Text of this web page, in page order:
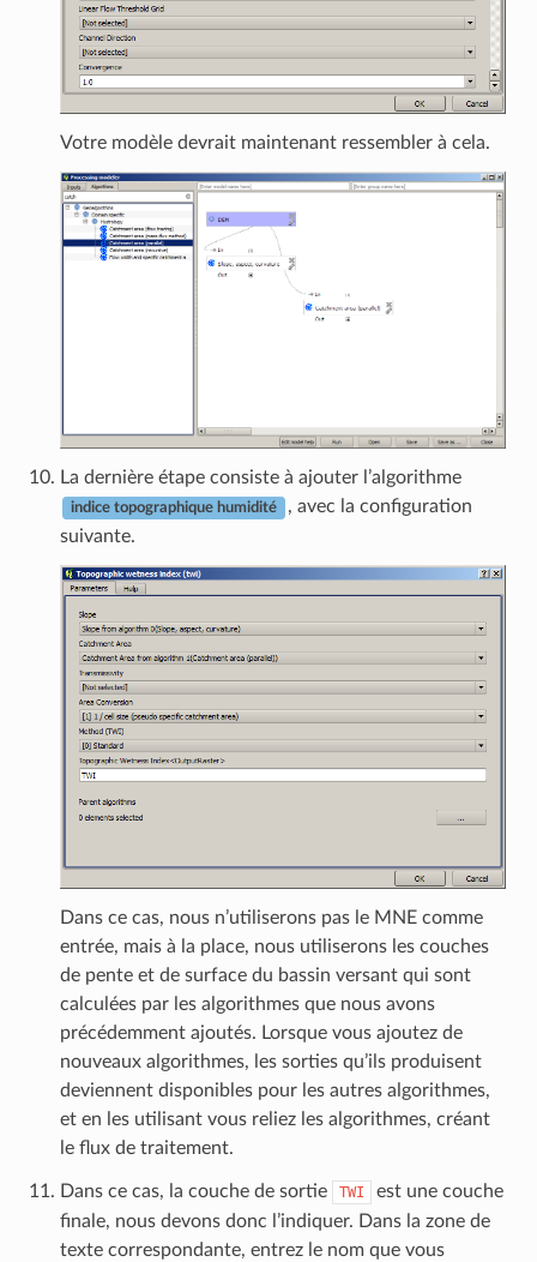
Votre modèle devrait maintenant ressembler à cela.
La dernière étape consiste à ajouter l’algorithme
indice topographique humidité
, avec la configuration
suivante.
Dans ce cas, nous n’utiliserons pas le MNE comme
entrée, mais à la place, nous utiliserons les couches
de pente et de surface du bassin versant qui sont
calculées par les algorithmes que nous avons
précédemment ajoutés. Lorsque vous ajoutez de
nouveaux algorithmes, les sorties qu’ils produisent
deviennent disponibles pour les autres algorithmes,
et en les utilisant vous reliez les algorithmes, créant
le flux de traitement.
Dans ce cas, la couche de sortie TWI
est une couche
finale, nous devons donc l’indiquer. Dans la zone de
texte correspondante, entrez le nom que vous